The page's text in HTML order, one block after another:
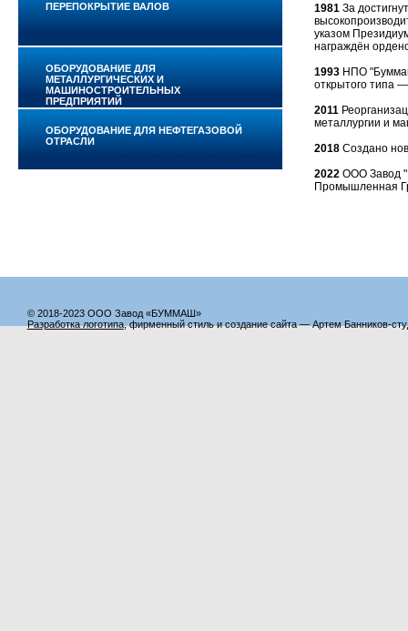
1981 За
указом
награждён
1993 НПО
открытого типа
2011
металлургии и
2018 Создано
2022 ООО Завод
Промышленная
ПЕРЕПОКРЫТИЕ ВАЛОВ
ОБОРУДОВАНИЕ ДЛЯ
МЕТАЛЛУРГИЧЕСКИХ И
МАШИНОСТРОИТЕЛЬНЫХ
ПРЕДПРИЯТИЙ
ОБОРУДОВАНИЕ ДЛЯ НЕФТЕГАЗОВОЙ
ОТРАСЛИ
© 2018-2023 ООО Завод «БУММАШ»
Разработка логотипа, фирменный стиль и создание сайта — Артем Банников-